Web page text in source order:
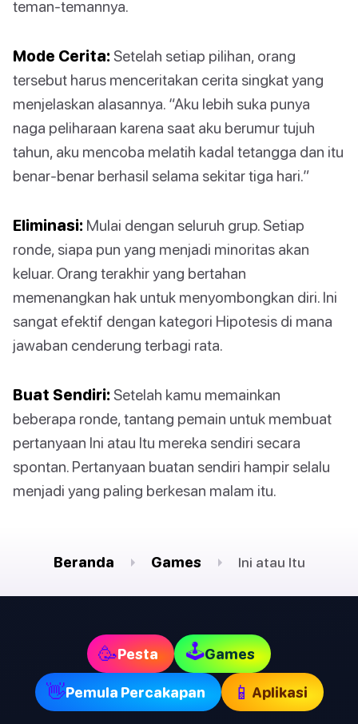
teman-temannya.
Mode Cerita: Setelah setiap pilihan, orang
tersebut harus menceritakan cerita singkat yang
menjelaskan alasannya. “Aku lebih suka punya
naga peliharaan karena saat aku berumur tujuh
tahun, aku mencoba melatih kadal tetangga dan itu
benar-benar berhasil selama sekitar tiga hari.”
Eliminasi: Mulai dengan seluruh grup. Setiap
ronde, siapa pun yang menjadi minoritas akan
keluar. Orang terakhir yang bertahan
memenangkan hak untuk menyombongkan diri. Ini
sangat efektif dengan kategori Hipotesis di mana
jawaban cenderung terbagi rata.
Buat Sendiri: Setelah kamu memainkan
beberapa ronde, tantang pemain untuk membuat
pertanyaan Ini atau Itu mereka sendiri secara
spontan. Pertanyaan buatan sendiri hampir selalu
menjadi yang paling berkesan malam itu.
Beranda Games Ini atau Itu
🥳Pesta 🕹Games
👋Pemula Percakapan 📱 Aplikasi